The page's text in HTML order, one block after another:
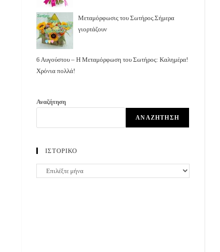
Μεταμόρφωσις του Σωτήρος.Σήμερα
γιορτάζουν
6 Αυγούστου – Η Μεταμόρφωση του Σωτήρος: Καλημέρα!
Χρόνια πολλά!
Αναζήτηση
ΑΝΑΖΉΤΗΣΗ
ΙΣΤΟΡΙΚΟ
ΙΣΤΟΡΙΚΟ